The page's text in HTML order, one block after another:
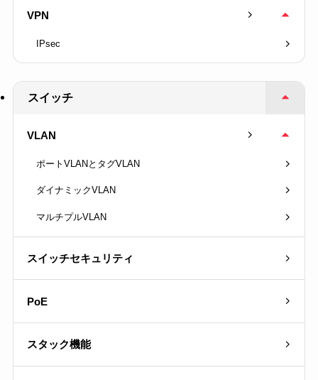
VPN
IPsec
スイッチ
VLAN
ポートVLANとタグVLAN
ダイナミックVLAN
マルチプルVLAN
スイッチセキュリティ
PoE
スタック機能